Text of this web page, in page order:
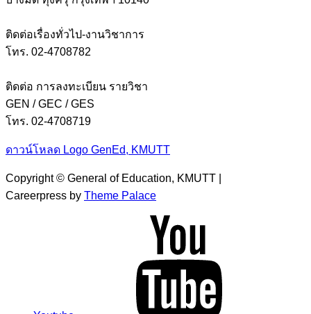
ติดต่อเรื่องทั่วไป-งานวิชาการ
โทร. 02-4708782
ติดต่อ การลงทะเบียน รายวิชา
GEN / GEC / GES
โทร. 02-4708719
ดาวน์โหลด Logo GenEd, KMUTT
Copyright © General of Education, KMUTT |
Careerpress by Theme Palace